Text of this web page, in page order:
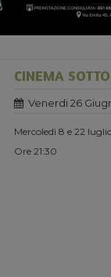
CINEMA
Venerdi 26
Mercoledì 8 e 22
Ore 21:30